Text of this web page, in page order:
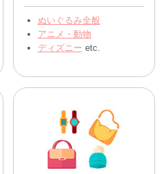
ぬいぐるみ全般
アニメ・動物
ディズニー etc.